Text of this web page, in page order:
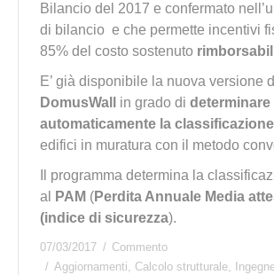
Bilancio del 2017 e confermato
di bilancio e che permette incentivi
85% del costo sostenuto
E’ già disponibile la nuova versione
DomusWall
in grado di determinare
automaticamente la
edifici in muratura con il metodo
Il programma determina la
al
PAM (Perdita Annuale Media
(indice di sicurezza).
07/03/2017
Commento
Aggiornamenti, Calcolo strutturale,